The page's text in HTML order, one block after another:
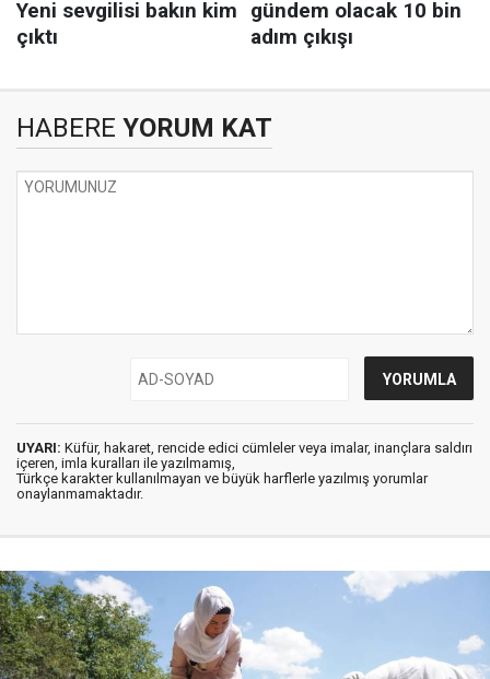
HABERE YORUM KAT
UYARI: Küfür, hakaret, rencide edici cümleler veya imalar, inançlara saldırı
içeren, imla kuralları ile yazılmamış,
Türkçe karakter kullanılmayan ve büyük harflerle yazılmış yorumlar
onaylanmamaktadır.